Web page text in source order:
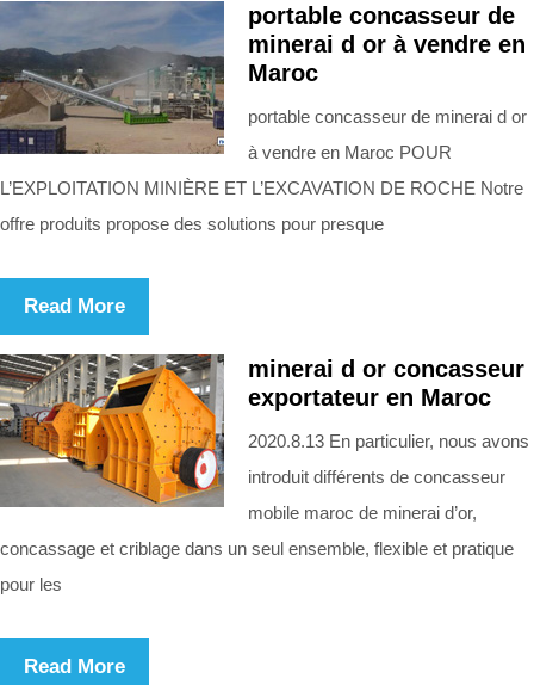
portable concasseur de
minerai d or à vendre en
Maroc
portable concasseur de minerai d or
à vendre en Maroc POUR
L’EXPLOITATION MINIÈRE ET L’EXCAVATION DE ROCHE Notre
offre produits propose des solutions pour presque
Read More
minerai d or concasseur
exportateur en Maroc
2020.8.13 En particulier, nous avons
introduit différents de concasseur
mobile maroc de minerai d’or,
concassage et criblage dans un seul ensemble, flexible et pratique
pour les
Read More